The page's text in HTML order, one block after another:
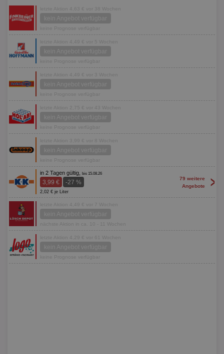
letzte Aktion 4,63 € vor 38 Wochen
kein Angebot verfügbar
keine Prognose verfügbar
letzte Aktion 4,49 € vor 5 Wochen
kein Angebot verfügbar
keine Prognose verfügbar
letzte Aktion 4,49 € vor 3 Wochen
kein Angebot verfügbar
keine Prognose verfügbar
letzte Aktion 2,75 € vor 43 Wochen
kein Angebot verfügbar
keine Prognose verfügbar
letzte Aktion 3,99 € vor 8 Wochen
kein Angebot verfügbar
keine Prognose verfügbar
in 2 Tagen gültig, bis 15.08.26
3,99 € -27 %
2,02 € je Liter
79 weitere
Angebote
>
letzte Aktion 4,49 € vor 7 Wochen
kein Angebot verfügbar
nächste Aktion in ca. 10 - 11 Wochen
letzte Aktion 4,29 € vor 61 Wochen
kein Angebot verfügbar
keine Prognose verfügbar